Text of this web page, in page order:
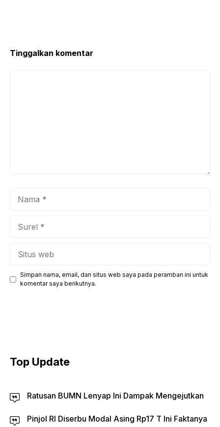
Tinggalkan komentar
Simpan nama, email, dan situs web saya pada peramban ini untuk
komentar saya berikutnya.
Top Update
Ratusan BUMN Lenyap Ini Dampak Mengejutkan
Pinjol RI Diserbu Modal Asing Rp17 T Ini Faktanya